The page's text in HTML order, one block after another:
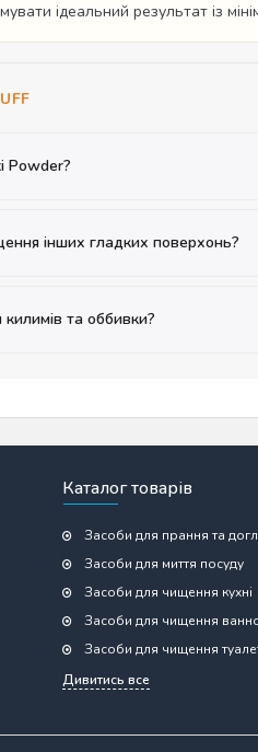
ідеальний результат із
Powder?
інших гладких поверхонь?
та оббивки?
Каталог товарів
Засоби для прання та
Засоби для миття посуду
Засоби для чищення кухні
Засоби для чищення
Засоби для чищення
Дивитись все